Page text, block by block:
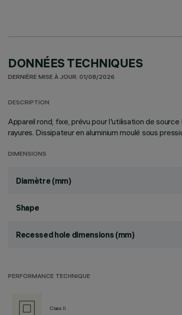
DONNÉES TECHNIQUES
DERNIÈRE MISE À JOUR: 01/08/2026
DESCRIPTION
Appareil rond, fixe, prévu pour l'utilisation de
rayures. Dissipateur en aluminium moulé sous
DIMENSIONS
Diamètre (mm)
Shape
Recessed hole dimensions (mm)
PERFORMANCE TECHNIQUE
Class II